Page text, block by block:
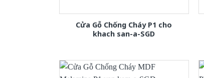
Cửa Gỗ Chống Cháy P1 cho
khach san-a-SGD